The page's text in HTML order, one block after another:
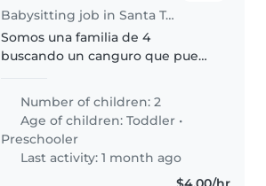
Babysitting job in Santa Tecla
Somos una familia de 4
buscando un canguro que pueda
cariñosas, energéticas y muy
creativas, una en edad
preescolar y otra en edad de
guardería. Esperamos..
Number of children: 2
Age of children:Toddler •
Preschooler
Last activity: 1 month ago